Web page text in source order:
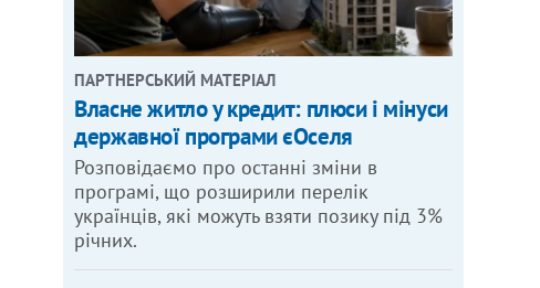
ПАРТНЕРСЬКИЙ МАТЕРІАЛ
Власне житло у кредит: плюси і мінуси
державної програми єОселя
Розповідаємо про останні зміни в
програмі, що розширили перелік
українців, які можуть взяти позику під 3%
річних.